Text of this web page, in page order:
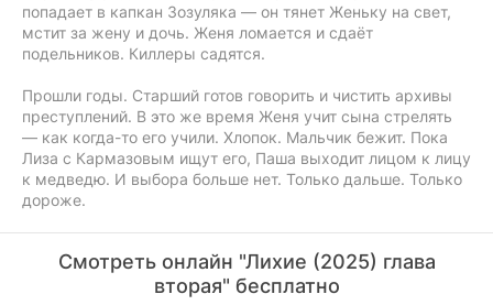
попадает в капкан Зозуляка — он тянет Женьку на свет,
мстит за жену и дочь. Женя ломается и сдаёт
подельников. Киллеры садятся.
Прошли годы. Старший готов говорить и чистить архивы
преступлений. В это же время Женя учит сына стрелять
— как когда-то его учили. Хлопок. Мальчик бежит. Пока
Лиза с Кармазовым ищут его, Паша выходит лицом к лицу
к медведю. И выбора больше нет. Только дальше. Только
дороже.
Смотреть онлайн "Лихие (2025) глава
вторая" бесплатно